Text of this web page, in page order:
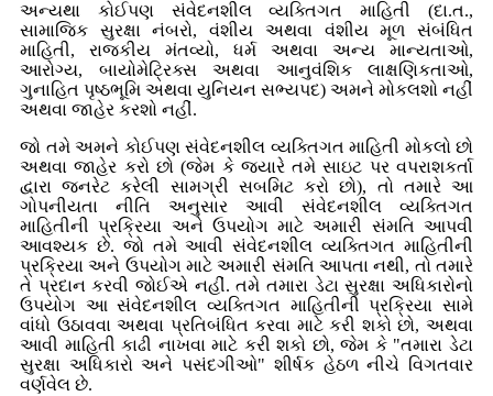
અન્યથા કોઈપણ સંવેદનશીલ વ્યક્તિગત માહિતી (દા.ત.,
સામાજિક સુરક્ષા નંબરો, વંશીય અથવા વંશીય મૂળ સંબંધિત
માહિતી, રાજકીય મંતવ્યો, ધર્મ અથવા અન્ય માન્યતાઓ,
આરોગ્ય, બાયોમેટ્રિક્સ અથવા આનુવંશિક લાક્ષણિકતાઓ,
ગુનાહિત પૃષ્ઠભૂમિ અથવા યુનિયન સભ્યપદ) અમને મોકલશો નહીં
અથવા જાહેર કરશો નહીં.
જો તમે અમને કોઈપણ સંવેદનશીલ વ્યક્તિગત માહિતી મોકલો છો
અથવા જાહેર કરો છો (જેમ કે જ્યારે તમે સાઇટ પર વપરાશકર્તા
દ્વારા જનરેટ કરેલી સામગ્રી સબમિટ કરો છો), તો તમારે આ
ગોપનીયતા નીતિ અનુસાર આવી સંવેદનશીલ વ્યક્તિગત
માહિતીની પ્રક્રિયા અને ઉપયોગ માટે અમારી સંમતિ આપવી
આવશ્યક છે. જો તમે આવી સંવેદનશીલ વ્યક્તિગત માહિતીની
પ્રક્રિયા અને ઉપયોગ માટે અમારી સંમતિ આપતા નથી, તો તમારે
તે પ્રદાન કરવી જોઈએ નહીં. તમે તમારા ડેટા સુરક્ષા અધિકારોનો
ઉપયોગ આ સંવેદનશીલ વ્યક્તિગત માહિતીની પ્રક્રિયા સામે
વાંધો ઉઠાવવા અથવા પ્રતિબંધિત કરવા માટે કરી શકો છો, અથવા
આવી માહિતી કાઢી નાખવા માટે કરી શકો છો, જેમ કે "તમારા ડેટા
સુરક્ષા અધિકારો અને પસંદગીઓ" શીર્ષક હેઠળ નીચે વિગતવાર
વર્ણવેલ છે.